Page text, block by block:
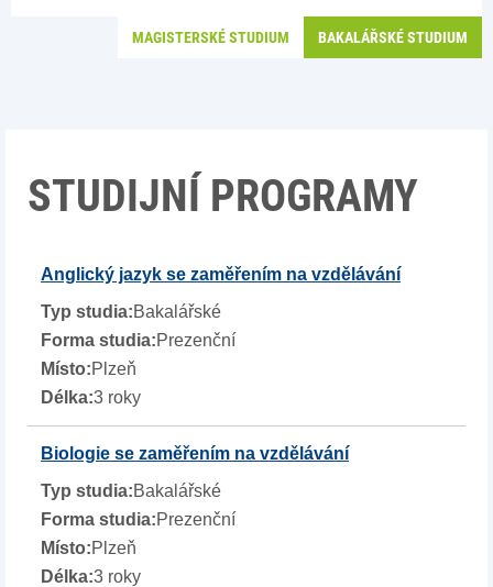
BAKALÁŘSKÉ STUDIUM
MAGISTERSKÉ STUDIUM
STUDIJNÍ PROGRAMY
Anglický jazyk se zaměřením na vzdělávání
Bakalářské
Prezenční
Plzeň
3 roky
Biologie se zaměřením na vzdělávání
Bakalářské
Prezenční
Plzeň
3 roky